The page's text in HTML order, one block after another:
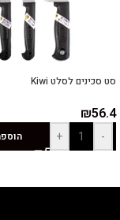
סט סכינים לסלט Kiwi
₪56.4
-
+